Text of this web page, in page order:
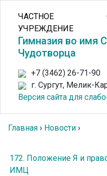
ЧАСТНОЕ
УЧРЕЖДЕНИЕ
Гимназия во имя
Чудотворца
+7 (3462) 26-71-90
г. Сургут, Мелик-
Версия сайта для
Главная › Новости ›
172. Положение Я и
ИМЦ